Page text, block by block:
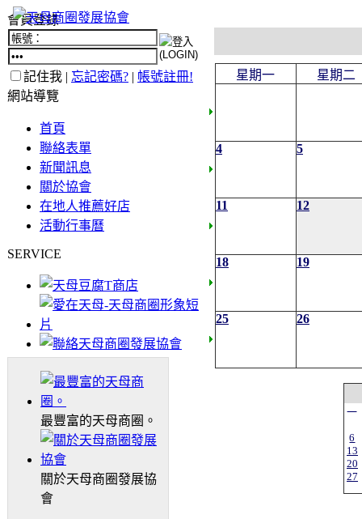
會員登錄
記住我 | 忘記密碼? | 帳號註冊!
網站導覽
首頁
聯絡表單
新聞訊息
關於協會
在地人推薦好店
活動行事曆
SERVICE
最豐富的天母商圈。
關於天母商圈發展協
會
星期一 星期二
4 5
11 12
18 19
25 26
一
6
13
20
27